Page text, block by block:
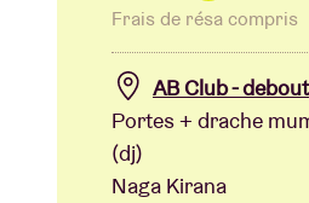
Frais de résa compris
AB Club - debout
Portes + drache
(dj)
Naga Kirana